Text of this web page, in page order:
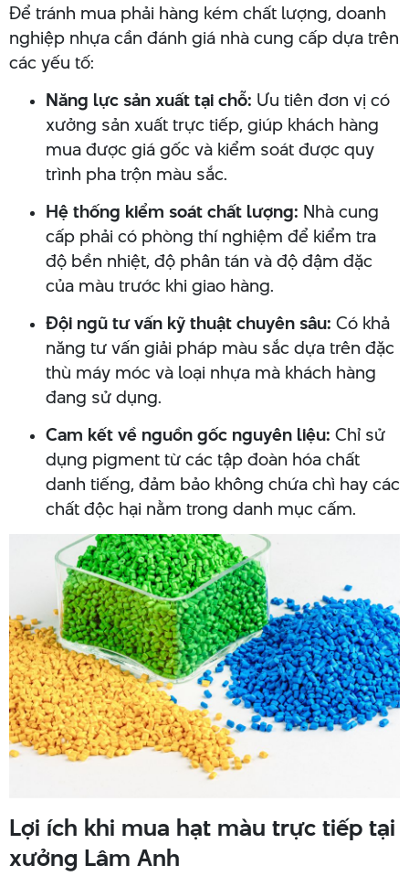
Để tránh mua phải hàng kém chất lượng, doanh
nghiệp nhựa cần đánh giá nhà cung cấp dựa trên
các yếu tố:
Năng lực sản xuất tại chỗ: Ưu tiên đơn vị có
xưởng sản xuất trực tiếp, giúp khách hàng
mua được giá gốc và kiểm soát được quy
trình pha trộn màu sắc.
Hệ thống kiểm soát chất lượng: Nhà cung
cấp phải có phòng thí nghiệm để kiểm tra
độ bền nhiệt, độ phân tán và độ đậm đặc
của màu trước khi giao hàng.
Đội ngũ tư vấn kỹ thuật chuyên sâu: Có khả
năng tư vấn giải pháp màu sắc dựa trên đặc
thù máy móc và loại nhựa mà khách hàng
đang sử dụng.
Cam kết về nguồn gốc nguyên liệu: Chỉ sử
dụng pigment từ các tập đoàn hóa chất
danh tiếng, đảm bảo không chứa chì hay các
chất độc hại nằm trong danh mục cấm.
Lợi ích khi mua hạt màu trực tiếp tại
xưởng Lâm Anh